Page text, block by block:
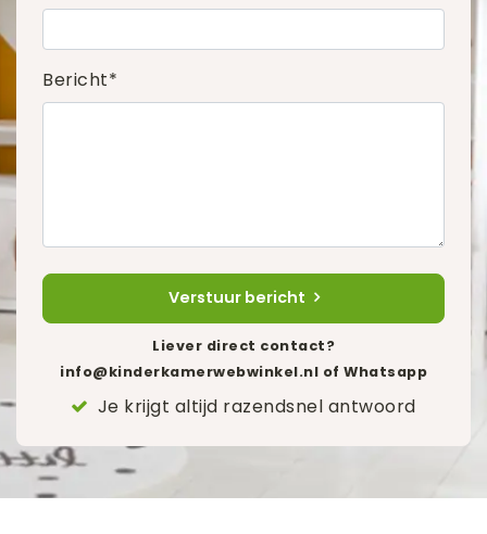
Bericht*
Verstuur bericht
Liever direct contact?
info@kinderkamerwebwinkel.nl of Whatsapp
Je krijgt altijd razendsnel antwoord